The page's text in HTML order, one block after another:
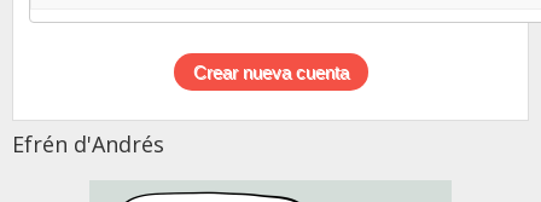
Efrén d'Andrés